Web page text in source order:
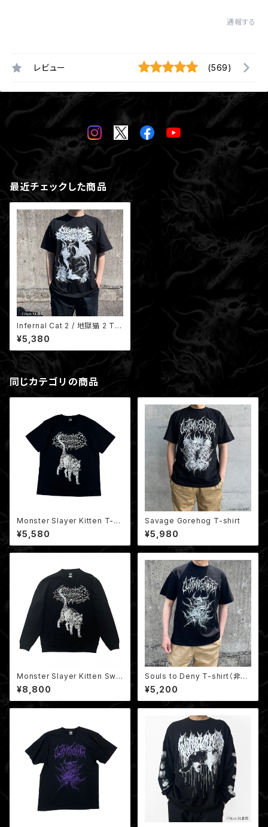
通報する
レビュー (569)
最近チェックした商品
Infernal Cat 2 / 地獄猫 2 T-s
hirt
¥5,380
同じカテゴリの商品
Monster Slayer Kitten T-sh
irt / モンスタースレイヤー子猫
¥5,580
Savage Gorehog T-shirt
¥5,980
Monster Slayer Kitten Swe
atshirt / モンスタースレイヤー
子猫 クルーネックスウェット（裏
パイル）
¥8,800
Souls to Deny T-shirt（非売
品ミニポスター付き）
¥5,200